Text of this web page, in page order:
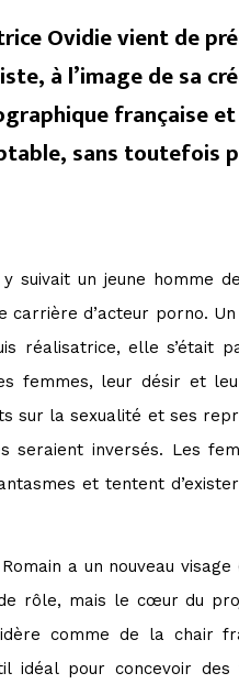
Ovidie vient de
à l’image de sa
française
sans toutefois
suivait un jeune homme
d’acteur porno.
réalisatrice, elle s’était
femmes, leur désir et
sur la sexualité et ses
seraient inversés. Les
et tentent
a un nouveau
rôle, mais le cœur du
comme de la chair
idéal pour concevoir